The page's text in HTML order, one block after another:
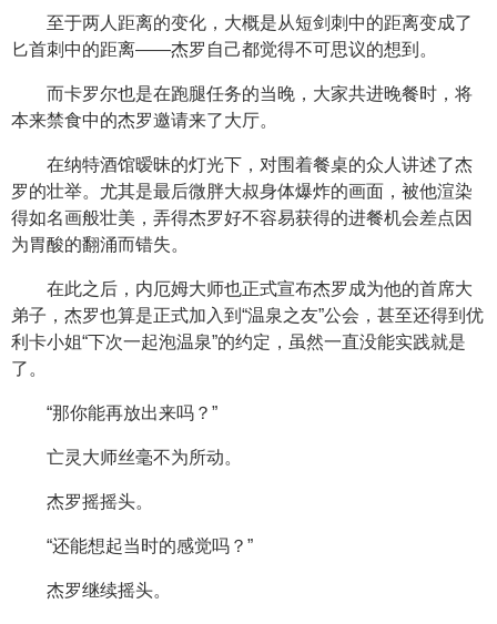
至于两人距离的变化，大概是从短剑刺中的距离变成了
匕首刺中的距离——杰罗自己都觉得不可思议的想到。
而卡罗尔也是在跑腿任务的当晚，大家共进晚餐时，将
本来禁食中的杰罗邀请来了大厅。
在纳特酒馆暧昧的灯光下，对围着餐桌的众人讲述了杰
罗的壮举。尤其是最后微胖大叔身体爆炸的画面，被他渲染
得如名画般壮美，弄得杰罗好不容易获得的进餐机会差点因
为胃酸的翻涌而错失。
在此之后，内厄姆大师也正式宣布杰罗成为他的首席大
弟子，杰罗也算是正式加入到“温泉之友”公会，甚至还得到优
利卡小姐“下次一起泡温泉”的约定，虽然一直没能实践就是
了。
“那你能再放出来吗？”
亡灵大师丝毫不为所动。
杰罗摇摇头。
“还能想起当时的感觉吗？”
杰罗继续摇头。